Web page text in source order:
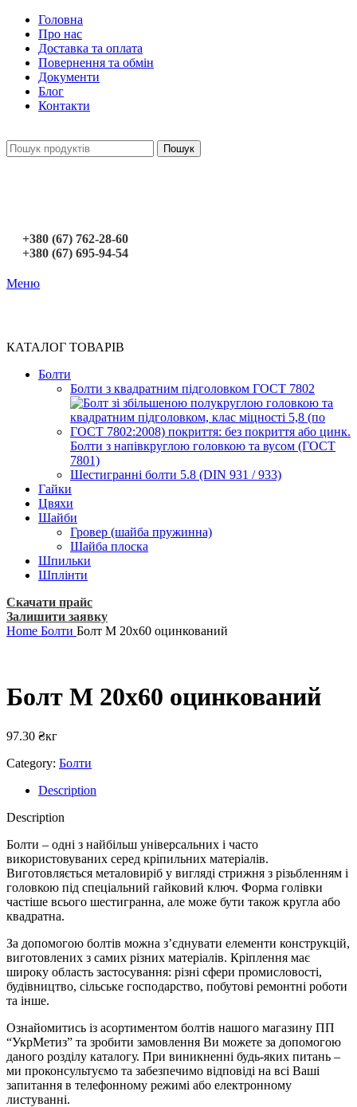
Головна
Про нас
Доставка та оплата
Повернення та обмін
Документи
Блог
Контакти
Пошук
+380 (67) 762-28-60
+380 (67) 695-94-54
Меню
КАТАЛОГ ТОВАРІВ
Болти
Болти з квадратним підголовком ГОСТ 7802
Болти з напівкруглою головкою та вусом (ГОСТ
7801)
Шестигранні болти 5.8 (DIN 931 / 933)
Гайки
Цвяхи
Шайби
Гровер (шайба пружинна)
Шайба плоска
Шпильки
Шплінти
Скачати прайс
Залишити заявку
Home Болти Болт М 20х60 оцинкований
Болт М 20х60 оцинкований
97.30 ₴кг
Category: Болти
Description
Description
Болти – одні з найбільш універсальних і часто
використовуваних серед кріпильних матеріалів.
Виготовляється металовиріб у вигляді стрижня з різьбленням і
головкою під спеціальний гайковий ключ. Форма голівки
частіше всього шестигранна, але може бути також кругла або
квадратна.
За допомогою болтів можна з’єднувати елементи конструкцій,
виготовлених з самих різних матеріалів. Кріплення має
широку область застосування: різні сфери промисловості,
будівництво, сільське господарство, побутові ремонтні роботи
та інше.
Ознайомитись із асортиментом болтів нашого магазину ПП
“УкрМетиз” та зробити замовлення Ви можете за допомогою
даного розділу каталогу. При виникненні будь-яких питань –
ми проконсультуємо та забезпечимо відповіді на всі Ваші
запитання в телефонному режимі або електронному
листуванні.